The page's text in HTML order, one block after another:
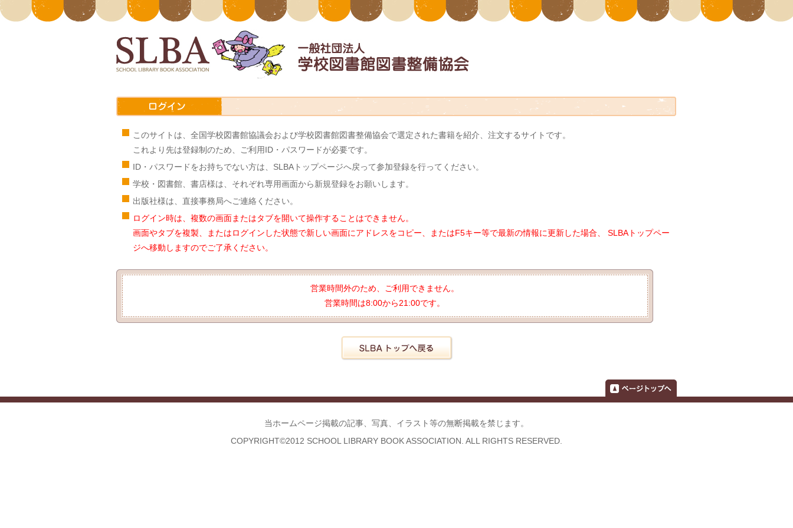
このサイトは、全国学校図書館協議会および学校図書館図書整備協会で選定された書籍を紹介、注文するサイトです。
これより先は登録制のため、ご利用ID・パスワードが必要です。
ID・パスワードをお持ちでない方は、SLBAトップページへ戻って参加登録を行ってください。
学校・図書館、書店様は、それぞれ専用画面から新規登録をお願いします。
出版社様は、直接事務局へご連絡ください。
ログイン時は、複数の画面またはタブを開いて操作することはできません。
画面やタブを複製、またはログインした状態で新しい画面にアドレスをコピー、またはF5キー等で最新の情報に更新した場合、 SLBAトップペー
ジへ移動しますのでご了承ください。
営業時間外のため、ご利用できません。
営業時間は8:00から21:00です。
当ホームページ掲載の記事、写真、イラスト等の無断掲載を禁じます。
COPYRIGHT©2012 SCHOOL LIBRARY BOOK ASSOCIATION. ALL RIGHTS RESERVED.